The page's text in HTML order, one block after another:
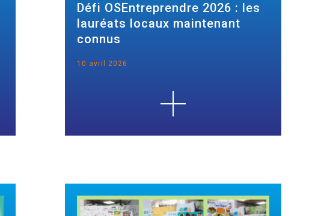
Défi OSEntreprendre 2026 : les
lauréats locaux maintenant
connus
10 avril 2026